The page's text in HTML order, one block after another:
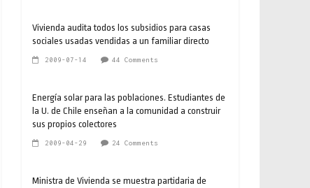
Vivienda audita todos los subsidios para casas
sociales usadas vendidas a un familiar directo
2009-07-14 44 Comments
Energía solar para las poblaciones. Estudiantes de
la U. de Chile enseñan a la comunidad a construir
sus propios colectores
2009-04-29 24 Comments
Ministra de Vivienda se muestra partidaria de